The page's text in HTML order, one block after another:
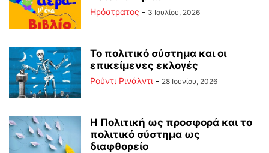
Ηρόστρατος - 3 Ιουλίου, 2026
Το πολιτικό σύστημα και οι
επικείμενες εκλογές
Ρούντι Ρινάλντι - 28 Ιουνίου, 2026
Η Πολιτική ως προσφορά και το
πολιτικό σύστημα ως
διαφθορείο